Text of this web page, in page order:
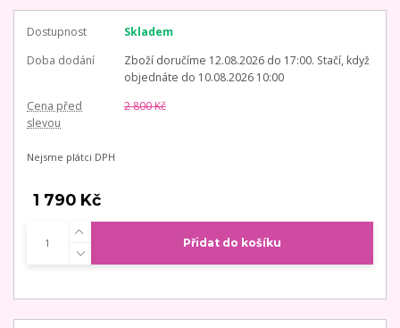
Dostupnost
Skladem
Doba dodání
Zboží doručíme 12.08.2026 do 17:00. Stačí, když
objednáte do 10.08.2026 10:00
Cena před
slevou
2 800 Kč
Nejsme plátci DPH
1 790 Kč
Přidat do košíku